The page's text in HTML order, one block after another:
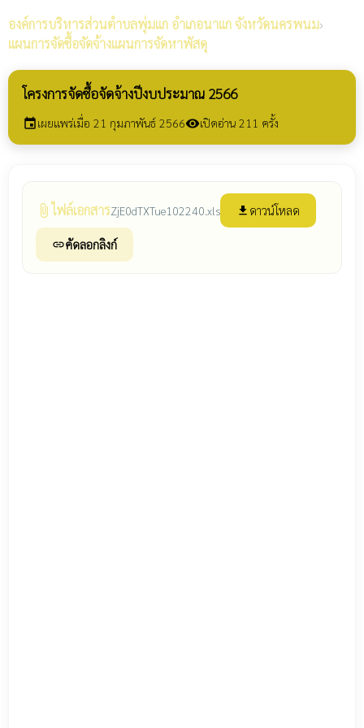
องค์การบริหารส่วนตำบลพุ่มแก อำเภอนาแก จังหวัดนครพนม›
แผนการจัดซื้อจัดจ้างแผนการจัดหาพัสดุ
โครงการจัดซื้อจัดจ้างปีงบประมาณ 2566
eventเผยแพร่เมื่อ 21 กุมภาพันธ์ 2566visibilityเปิดอ่าน 211 ครั้ง
attach_file ไฟล์เอกสารZjE0dTXTue102240.xls file_download ดาวน์โหลด
linkคัดลอกลิงก์